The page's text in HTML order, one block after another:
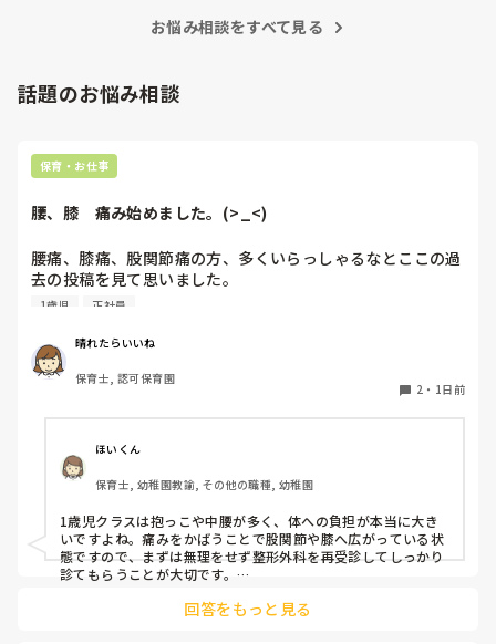
お悩み相談をすべて見る
話題のお悩み相談
保育・お仕事
腰、膝　痛み始めました。(>_<)
腰痛、膝痛、股関節痛の方、多くいらっしゃるなとここの過
去の投稿を見て思いました。
という私も、２週間前、初めて腰痛になりました。
右腰が痛くて、起き上がれない。
ようやく立てたら、しゃがめない。
驚きました。
通院して、コルセット、湿布、痛み止め、電気などで１週間
乗り切ったら
週末には、左が痛みだし、これも痛み止めや湿布で抑えて仕
事をしていたら、
床から支えなしに立ち上がりにくくなり、痛みが走ります。
1歳児 正社員
晴れたらいいね
保育士, 認可保育園
2 ・ 1日前
ほいくん
保育士, 幼稚園教諭, その他の職種, 幼稚園
1歳児クラスは抱っこや中腰が多く、体への負担が本当に大き
いですよね。痛みをかばうことで股関節や膝へ広がっている状
態ですので、まずは無理をせず整形外科を再受診してしっかり
診てもらうことが大切です。
用したり、抱っこや重い作業は周囲の先生に相談して頼むよう
回答をもっと見る